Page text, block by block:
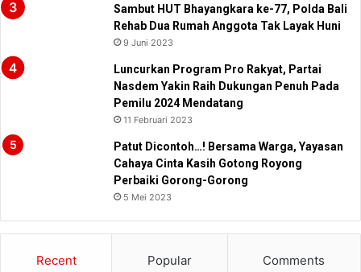
Sambut HUT Bhayangkara ke-77, Polda Bali
Rehab Dua Rumah Anggota Tak Layak Huni
9 Juni 2023
Luncurkan Program Pro Rakyat, Partai
Nasdem Yakin Raih Dukungan Penuh Pada
Pemilu 2024 Mendatang
11 Februari 2023
Patut Dicontoh…! Bersama Warga, Yayasan
Cahaya Cinta Kasih Gotong Royong
Perbaiki Gorong-Gorong
5 Mei 2023
Recent Popular Comments